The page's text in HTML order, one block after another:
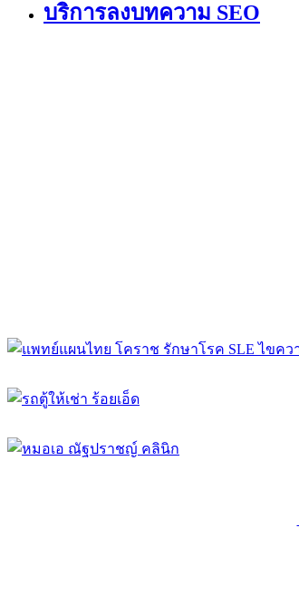
บริการลงบทความ SEO